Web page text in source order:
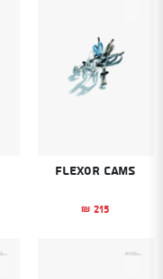
Flexor cams
₪ 215